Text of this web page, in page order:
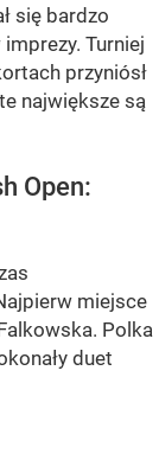
się bardzo
Turniej
przyniósł
największe są
Open:
miejsce
Polka
duet